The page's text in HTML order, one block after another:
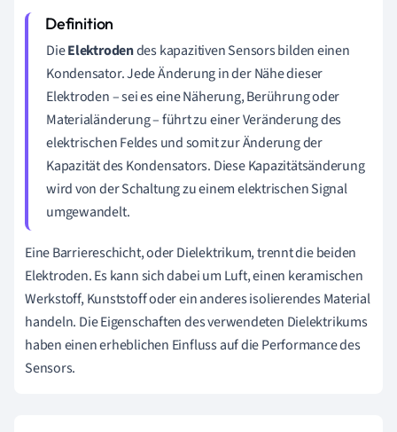
DieElektrodendes kapazitiven Sensors bilden einen
Kondensator. Jede Änderung in der Nähe dieser
Elektroden – sei es eine Näherung, Berührung oder
Materialänderung – führt zu einer Veränderung des
elektrischen Feldes und somit zur Änderung der
Kapazität des Kondensators. Diese Kapazitätsänderung
wird von der Schaltung zu einem elektrischen Signal
umgewandelt.
Eine Barriereschicht, oder Dielektrikum, trennt die beiden
Elektroden. Es kann sich dabei um Luft, einen keramischen
Werkstoff, Kunststoff oder ein anderes isolierendes Material
handeln. Die Eigenschaften des verwendeten Dielektrikums
haben einen erheblichen Einfluss auf die Performance des
Sensors.